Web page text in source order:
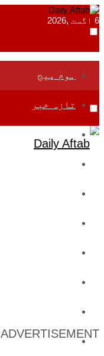
6 اگست ,2026
ہوم پیج
تازہ خبر
تفریح
ADVERTISEMENT